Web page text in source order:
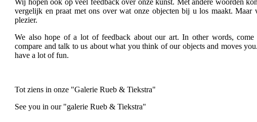
Wij hopen ook op veel feedback over onze kunst. Met andere woorden
vergelijk en praat met ons over wat onze objecten bij u los maakt. Maar
plezier.
We also hope of a lot of feedback about our art. In other words, come
compare and talk to us about what you think of our objects and moves
have a lot of fun.
Tot ziens in onze "Galerie Rueb & Tiekstra"
See you in our "galerie Rueb & Tiekstra"